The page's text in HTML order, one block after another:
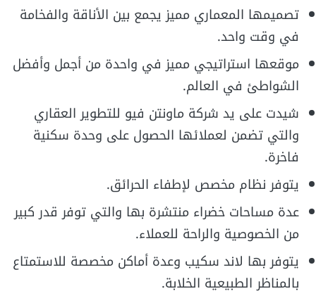
تصميمها المعماري مميز يجمع بين الأناقة والفخامة
في وقت واحد.
موقعها استراتيجي مميز في واحدة من أجمل وأفضل
الشواطئ في العالم.
شيدت على يد شركة ماونتن فيو للتطوير العقاري
والتي تضمن لعملائها الحصول على وحدة سكنية
فاخرة.
يتوفر نظام مخصص لإطفاء الحرائق.
عدة مساحات خضراء منتشرة بها والتي توفر قدر كبير
من الخصوصية والراحة للعملاء.
يتوفر بها لاند سكيب وعدة أماكن مخصصة للاستمتاع
بالمناظر الطبيعية الخلابة.